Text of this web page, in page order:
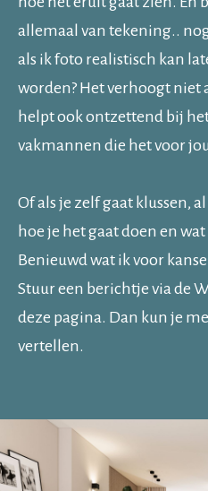
allemaal van tekening..
als ik foto realistisch kan
worden? Het verhoogt niet
helpt ook ontzettend bij
vakmannen die het voor
Of als je zelf gaat klussen,
hoe je het gaat doen en
Benieuwd wat ik voor
Stuur een berichtje via de
deze pagina. Dan kun je
vertellen.